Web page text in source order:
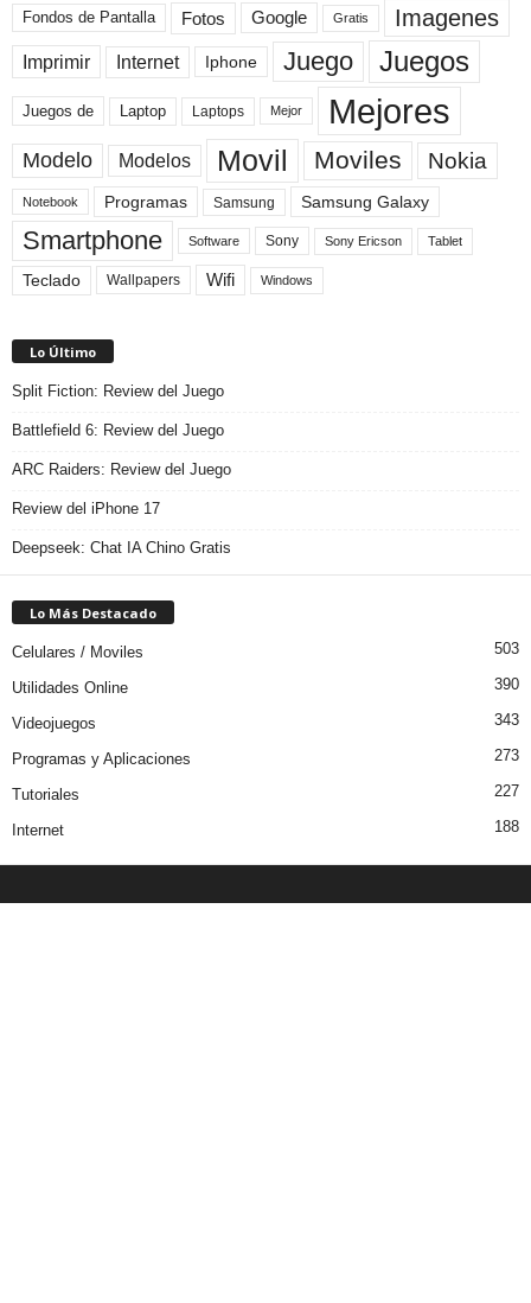
Fondos de Pantalla Fotos Google Gratis Imagenes
Imprimir Internet Iphone Juego Juegos
Juegos de Laptop Laptops Mejor Mejores
Modelo Modelos Movil Moviles Nokia
Notebook Programas Samsung Samsung Galaxy
Smartphone Software Sony Sony Ericson Tablet
Teclado Wallpapers Wifi Windows
Lo Último
Split Fiction: Review del Juego
Battlefield 6: Review del Juego
ARC Raiders: Review del Juego
Review del iPhone 17
Deepseek: Chat IA Chino Gratis
Lo Más Destacado
Celulares / Moviles 503
Utilidades Online 390
Videojuegos 343
Programas y Aplicaciones 273
Tutoriales 227
Internet 188